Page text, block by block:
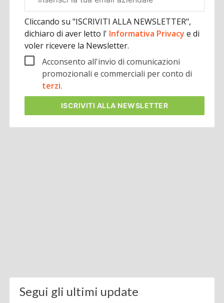
aziendale
Cliccando su "ISCRIVITI ALLA NEWSLETTER",
dichiaro di aver letto l' Informativa Privacye di
voler ricevere la Newsletter.
Acconsento all'invio di comunicazioni
promozionali e commerciali per conto di
terzi.
ISCRIVITI ALLA NEWSLETTER
Segui gli ultimi update